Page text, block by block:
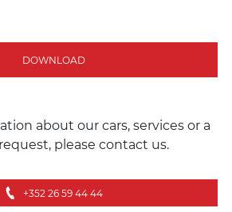
DOWNLOAD
about our cars, services or a
please contact us.
+352 26 59 44 44